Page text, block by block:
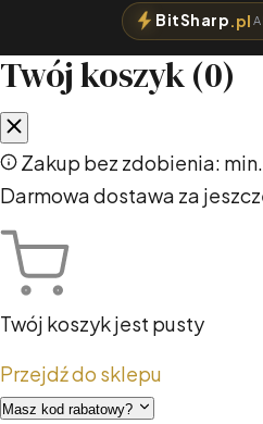
BitSharp.pl
Twój koszyk (0)
Zakup bez zdobienia:
Darmowa dostawa za
Twój koszyk jest pusty
Przejdź do sklepu
Masz kod rabatowy?